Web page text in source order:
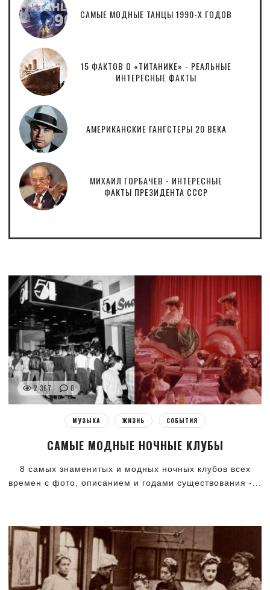
САМЫЕ МОДНЫЕ ТАНЦЫ 1990-Х ГОДОВ
15 ФАКТОВ О «ТИТАНИКЕ» - РЕАЛЬНЫЕ
ИНТЕРЕСНЫЕ ФАКТЫ
АМЕРИКАНСКИЕ ГАНГСТЕРЫ 20 ВЕКА
МИХАИЛ ГОРБАЧЕВ - ИНТЕРЕСНЫЕ
ФАКТЫ ПРЕЗИДЕНТА СССР
2 367 0
МУЗЫКА ЖИЗНЬ СОБЫТИЯ
САМЫЕ МОДНЫЕ НОЧНЫЕ КЛУБЫ
8 самых знаменитых и модных ночных клубов всех
времен с фото, описанием и годами существования -...